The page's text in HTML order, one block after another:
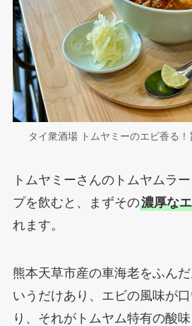
タイ衆酒場 トムヤミーのエビ香る
トムヤミーさんのトムヤムラ
プを飲むと、まずその濃厚な
れます。
熊本天草市産の車海老をふん
いうだけあり、エビの風味が
り、それがトムヤム特有の酸